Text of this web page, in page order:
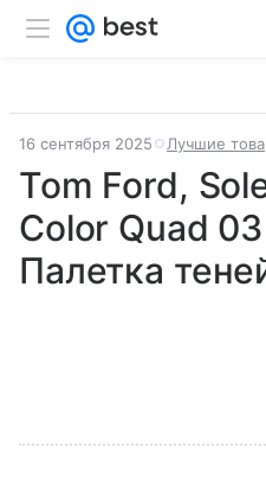
16 сентября 2025 Лучшие
Tom Ford,
Color Quad
Палетка